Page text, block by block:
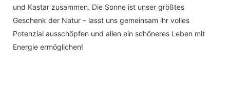
und Kastar zusammen. Die Sonne ist unser größtes
Geschenk der Natur – lasst uns gemeinsam ihr volles
Potenzial ausschöpfen und allen ein schöneres Leben mit
Energie ermöglichen!